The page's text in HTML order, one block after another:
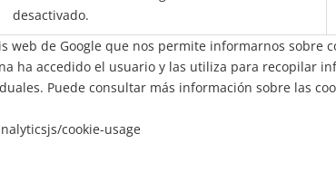
desactivado.
web de Google que nos permite informarnos sobre
ha accedido el usuario y las utiliza para recopilar
Puede consultar más información sobre las
cookie-usage